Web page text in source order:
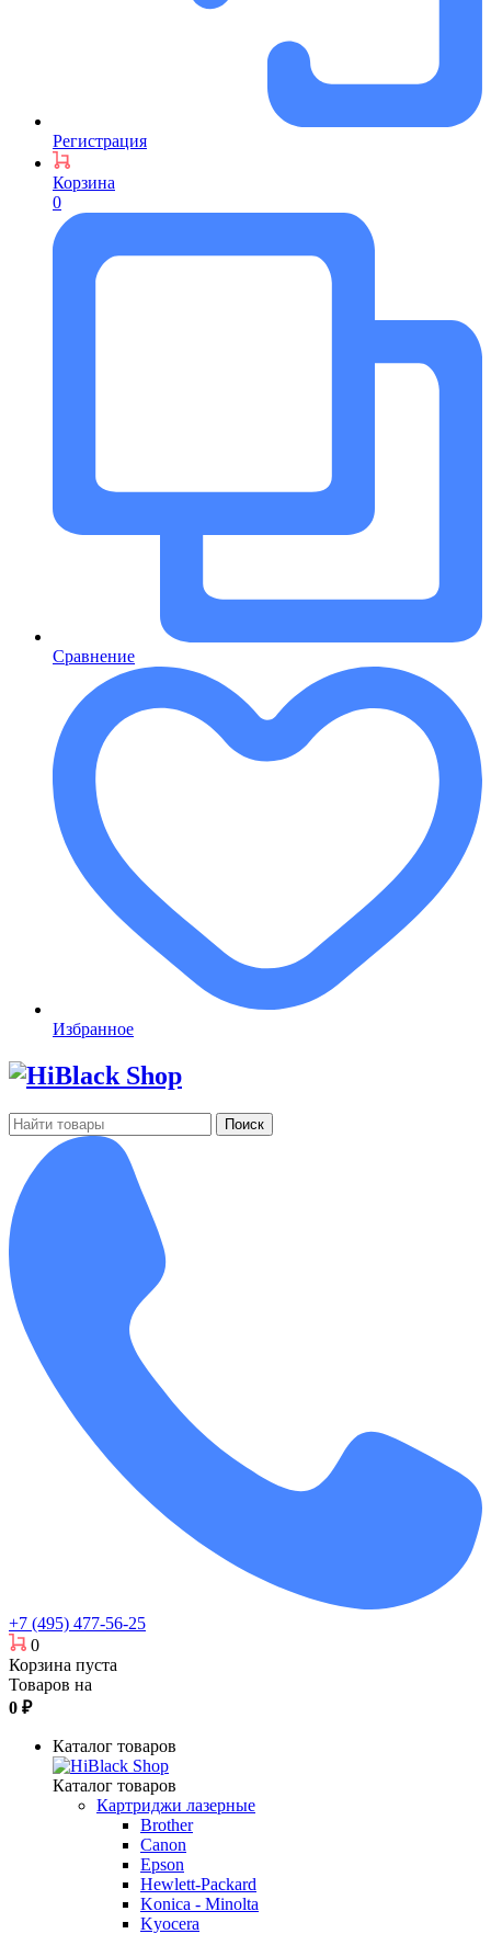
Регистрация
Корзина
0
Сравнение
Избранное
Поиск
+7 (495) 477-56-25
0
Корзина пуста
Товаров на
0 ₽
Каталог товаров
Каталог товаров
Картриджи лазерные
Brother
Canon
Epson
Hewlett-Packard
Konica - Minolta
Kyocera